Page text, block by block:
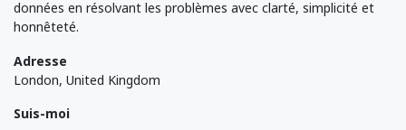
données en résolvant les problèmes avec clarté, simplicité et
honnêteté.
Adresse
London, United Kingdom
Suis-moi